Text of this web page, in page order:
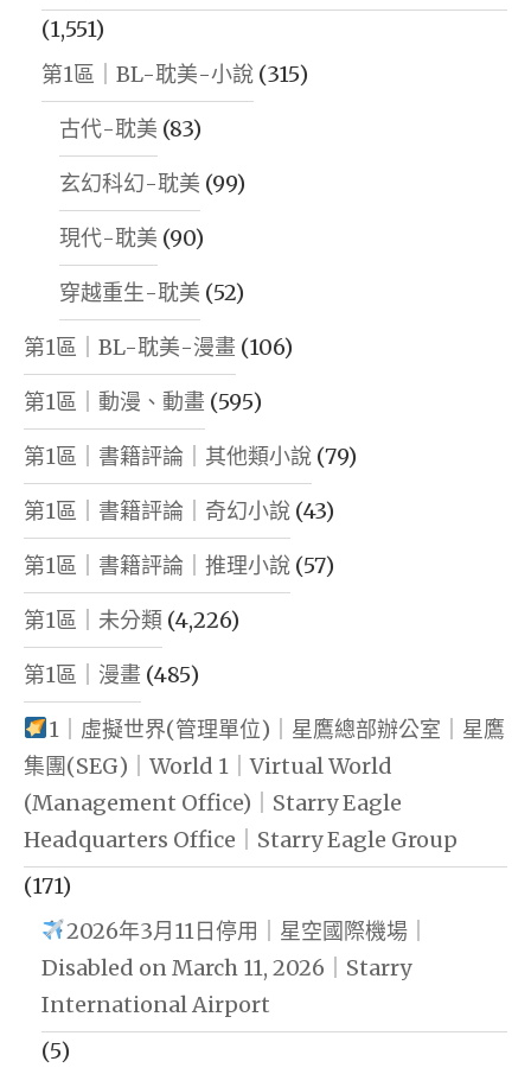
(1,551)
第1區｜BL-耽美-小說 (315)
古代-耽美 (83)
玄幻科幻-耽美 (99)
現代-耽美 (90)
穿越重生-耽美 (52)
第1區｜BL-耽美-漫畫 (106)
第1區｜動漫、動畫 (595)
第1區｜書籍評論｜其他類小說 (79)
第1區｜書籍評論｜奇幻小說 (43)
第1區｜書籍評論｜推理小說 (57)
第1區｜未分類 (4,226)
第1區｜漫畫 (485)
1｜虛擬世界(管理單位)｜星鷹總部辦公室｜星鷹
集團(SEG)｜World 1｜Virtual World
(Management Office)｜Starry Eagle
Headquarters Office｜Starry Eagle Group
(171)
2026年3月11日停用｜星空國際機場｜
Disabled on March 11, 2026｜Starry
International Airport
(5)